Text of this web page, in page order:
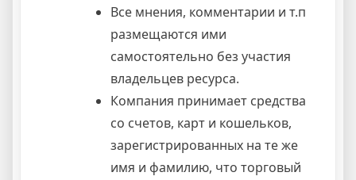
Все мнения, комментарии и т.п
размещаются ими
самостоятельно без участия
владельцев ресурса.
Компания принимает средства
со счетов, карт и кошельков,
зарегистрированных на те же
имя и фамилию, что торговый